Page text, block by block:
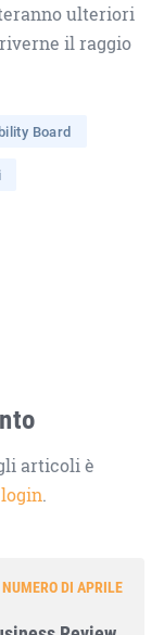
ulteriori
il raggio
Board
articoli è
login.
DI APRILE